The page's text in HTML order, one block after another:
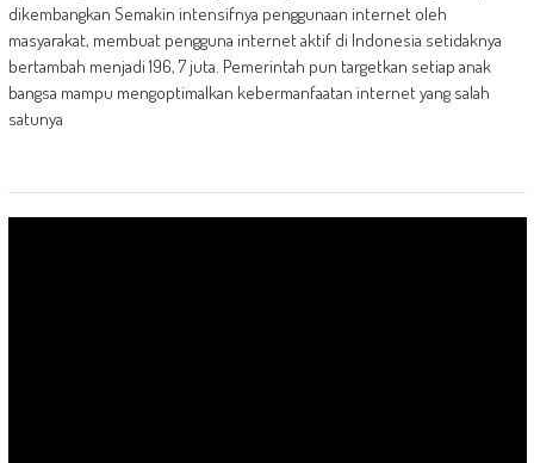
dikembangkan Semakin intensifnya penggunaan internet oleh
masyarakat, membuat pengguna internet aktif di Indonesia setidaknya
bertambah menjadi 196, 7 juta. Pemerintah pun targetkan setiap anak
bangsa mampu mengoptimalkan kebermanfaatan internet yang salah
satunya